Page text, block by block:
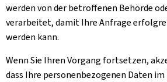
werden von der betroffenen Behörde
verarbeitet, damit Ihre Anfrage
werden kann.
Wenn Sie Ihren Vorgang fortsetzen,
dass Ihre personenbezogenen Daten